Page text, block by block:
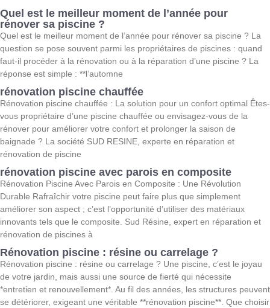
Quel est le meilleur moment de l’année pour
rénover sa piscine ?
Quel est le meilleur moment de l’année pour rénover sa piscine ? La
question se pose souvent parmi les propriétaires de piscines : quand
faut-il procéder à la rénovation ou à la réparation d’une piscine ? La
réponse est simple : **l’automne
rénovation piscine chauffée
Rénovation piscine chauffée : La solution pour un confort optimal Êtes-
vous propriétaire d’une piscine chauffée ou envisagez-vous de la
rénover pour améliorer votre confort et prolonger la saison de
baignade ? La société SUD RESINE, experte en réparation et
rénovation de piscine
rénovation piscine avec parois en composite
Rénovation Piscine Avec Parois en Composite : Une Révolution
Durable Rafraîchir votre piscine peut faire plus que simplement
améliorer son aspect ; c’est l’opportunité d’utiliser des matériaux
innovants tels que le composite. Sud Résine, expert en réparation et
rénovation de piscines à
Rénovation piscine : résine ou carrelage ?
Rénovation piscine : résine ou carrelage ? Une piscine, c’est le joyau
de votre jardin, mais aussi une source de fierté qui nécessite
*entretien et renouvellement*. Au fil des années, les structures peuvent
se détériorer, exigeant une véritable **rénovation piscine**. Que choisir